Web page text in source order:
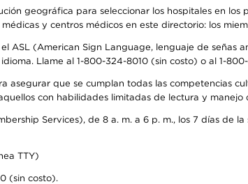
geográfica para seleccionar los hospitales en
y centros médicos en este directorio: los
ASL (American Sign Language, lenguaje de señas
Llame al 1-800-324-8010 (sin costo) o al 1-
que se cumplan todas las competencias
con habilidades limitadas de lectura y
Services), de 8 a. m. a 6 p. m., los 7 días de
TTY)
(sin costo).